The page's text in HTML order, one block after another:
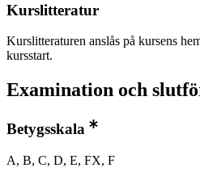
Kurslitteratur
Kurslitteraturen anslås på kursens
kursstart.
Examination och
Betygsskala
A, B, C, D, E, FX, F